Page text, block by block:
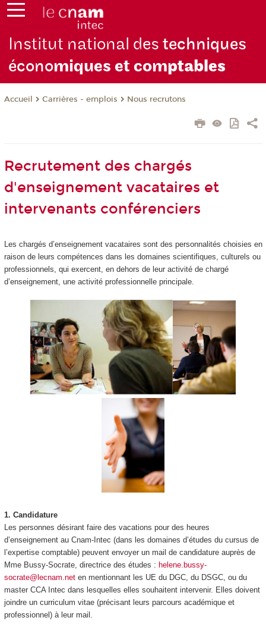
Institut national destechniques
économiques et comptables
Accueil Carrières - emplois Nous recrutons
Recrutement des chargés
d'enseignement vacataires et
intervenants conférenciers
Les chargés d’enseignement vacataires sont des personnalités choisies en
raison de leurs compétences dans les domaines scientifiques, culturels ou
professionnels, qui exercent, en dehors de leur activité de chargé
d’enseignement, une activité professionnelle principale.
1. Candidature
Les personnes désirant faire des vacations pour des heures
d’enseignement au Cnam-Intec (dans les domaines d’études du cursus de
l’expertise comptable) peuvent envoyer un mail de candidature auprès de
Mme Bussy-Socrate, directrice des études : helene.bussy-
socrate@lecnam.neten mentionnant les UE du DGC, du DSGC, ou du
master CCA Intec dans lesquelles elles souhaitent intervenir. Elles doivent
joindre un curriculum vitae (précisant leurs parcours académique et
professionnel) à leur mail.